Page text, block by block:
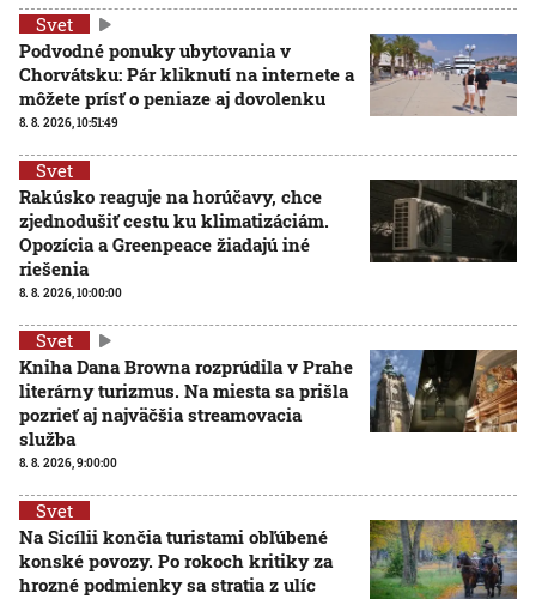
Svet
Podvodné ponuky ubytovania v
Chorvátsku: Pár kliknutí na internete a
môžete prísť o peniaze aj dovolenku
8. 8. 2026, 10:51:49
Svet
Rakúsko reaguje na horúčavy, chce
zjednodušiť cestu ku klimatizáciám.
Opozícia a Greenpeace žiadajú iné
riešenia
8. 8. 2026, 10:00:00
Svet
Kniha Dana Browna rozprúdila v Prahe
literárny turizmus. Na miesta sa prišla
pozrieť aj najväčšia streamovacia
služba
8. 8. 2026, 9:00:00
Svet
Na Sicílii končia turistami obľúbené
konské povozy. Po rokoch kritiky za
hrozné podmienky sa stratia z ulíc